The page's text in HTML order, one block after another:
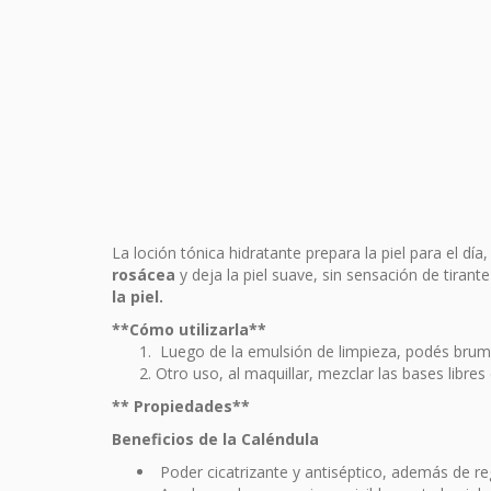
La loción tónica hidratante prepara la piel para el
rosácea y deja la piel suave, sin sensación de
la piel.
**Cómo utilizarla**
Luego de la emulsión de limpieza, podés
Otro uso, al maquillar, mezclar las bases
** Propiedades**
Beneficios de la Caléndula
Poder cicatrizante y antiséptico, además de